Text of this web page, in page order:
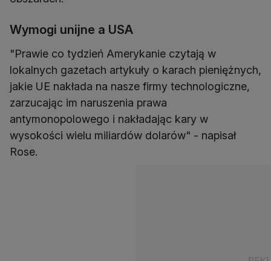
Wymogi unijne a USA
"Prawie co tydzień Amerykanie czytają w
lokalnych gazetach artykuły o karach pieniężnych,
jakie UE nakłada na nasze firmy technologiczne,
zarzucając im naruszenia prawa
antymonopolowego i nakładając kary w
wysokości wielu miliardów dolarów" - napisał
Rose.